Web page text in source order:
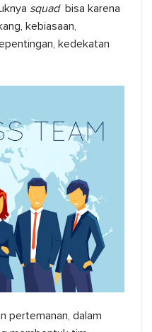
squad bisa karena
kebiasaan,
kedekatan
pertemanan, dalam